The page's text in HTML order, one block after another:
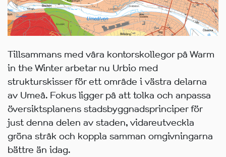
Tillsammans med våra kontorskollegor på Warm
in the Winter arbetar nu Urbio med
strukturskisser för ett område i västra delarna
av Umeå. Fokus ligger på att tolka och anpassa
översiktsplanens stadsbyggnadsprinciper för
just denna delen av staden, vidareutveckla
gröna stråk och koppla samman omgivningarna
bättre än idag.